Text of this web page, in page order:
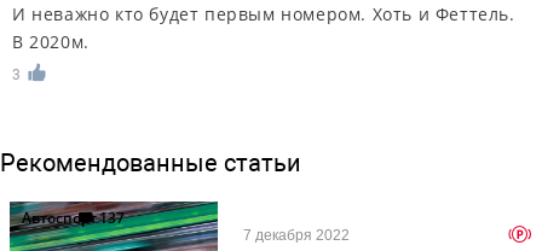
И неважно кто будет первым номером. Хоть и Феттель.
В 2020м.
3
Рекомендованные статьи
Автоспорт137
7 декабря 2022 p